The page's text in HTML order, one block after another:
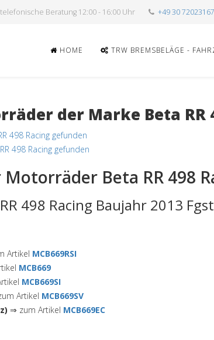
telefonische Beratung 12:00 - 16:00 Uhr +49 30 72023167
HOME TRW BREMSBELÄGE -
der Marke Beta RR
498 Racing gefunden
498 Racing gefunden
Beta RR 498
498 Racing Baujahr 2013
Artikel MCB669RSI
MCB669
MCB669SI
Artikel MCB669SV
⇒ zum Artikel MCB669EC